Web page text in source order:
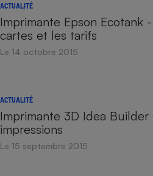
ACTUALITÉ
Imprimante Epson Ecotank
cartes et les tarifs
Le 14 octobre 2015
ACTUALITÉ
Imprimante 3D Idea Builder
impressions
Le 15 septembre 2015